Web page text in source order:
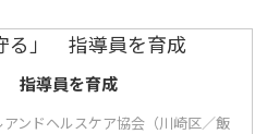
指導員を育成
ンドヘルスケア協会（川崎区／飯